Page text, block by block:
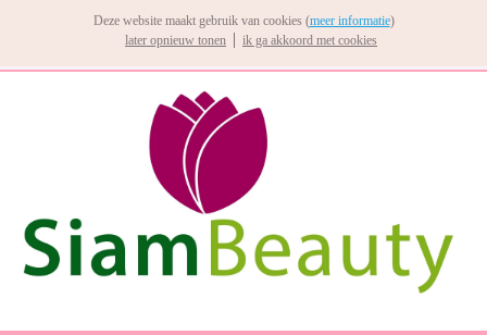
Deze website maakt gebruik van cookies (meer informatie)
later opnieuw tonen
ik ga akkoord met cookies